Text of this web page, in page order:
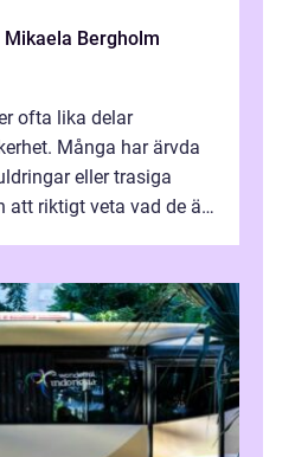
Mikaela Bergholm
ofta lika delar
Många har ärvda
eller trasiga
att riktigt veta vad de är